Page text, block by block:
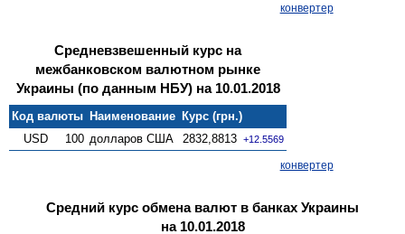
конвертер
Средневзвешенный курс на
межбанковском валютном рынке
Украины (по данным НБУ) на 10.01.2018
Код валюты Наименование Курс (грн.)
USD
100 долларов США 2832,8813 +12.5569
конвертер
Средний курс обмена валют в банках Украины
на 10.01.2018